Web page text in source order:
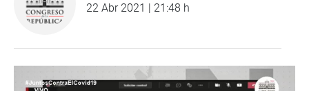
22 Abr 2021 | 21:48 h